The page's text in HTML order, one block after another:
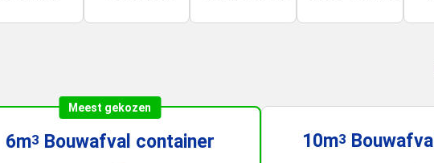
Meest gekozen
6m3 Bouwafval container 10m3 Bouwafval